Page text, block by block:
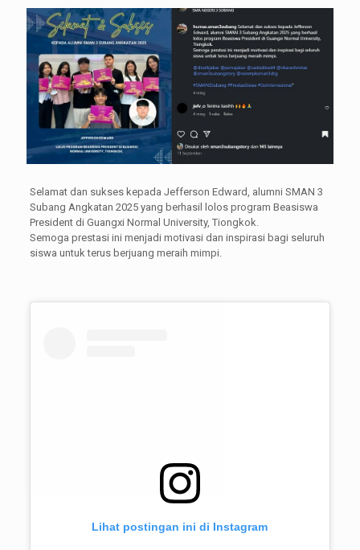
Selamat dan sukses kepada Jefferson Edward, alumni SMAN 3
Subang Angkatan 2025 yang berhasil lolos program Beasiswa
President di Guangxi Normal University, Tiongkok.
Semoga prestasi ini menjadi motivasi dan inspirasi bagi seluruh
siswa untuk terus berjuang meraih mimpi.
Lihat postingan ini di Instagram